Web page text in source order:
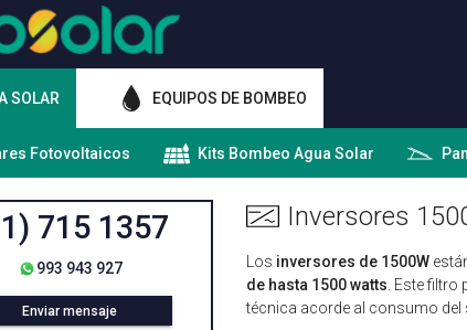
SOLAR EQUIPOS DE BOMBEO
Fotovoltaicos Kits Bombeo Agua Solar
715 1357
993 943 927
Enviar mensaje
Inversores
Los inversores de 1500W
de hasta 1500 watts . Este
técnica acorde al consumo del